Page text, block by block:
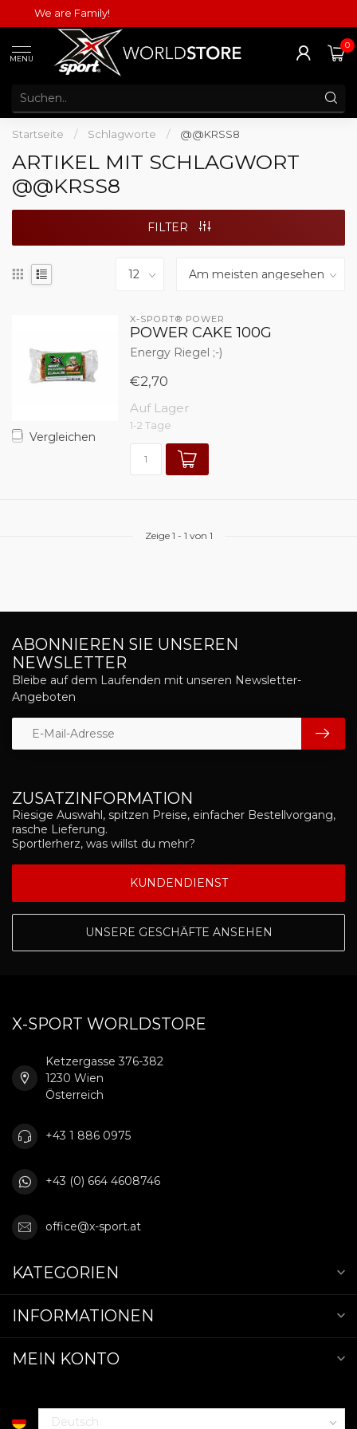
We are Family!
MENU
0
Startseite / Schlagworte / @@KRSS8
ARTIKEL MIT SCHLAGWORT
@@KRSS8
FILTER
Vergleichen
X-SPORT® POWER
POWER CAKE 100G
Energy Riegel ;-)
€2,70
Auf Lager
1-2 Tage
Zeige 1 - 1 von 1
ZUSATZINFORMATION
Riesige Auswahl, spitzen Preise, einfacher Bestellvorgang,
rasche Lieferung.
Sportlerherz, was willst du mehr?
KUNDENDIENST
UNSERE GESCHÄFTE ANSEHEN
ABONNIEREN SIE UNSEREN
NEWSLETTER
Bleibe auf dem Laufenden mit unseren Newsletter-
Angeboten
X-SPORT WORLDSTORE
Ketzergasse 376-382
1230 Wien
Österreich
+43 1 886 0975
+43 (0) 664 4608746
office@x-sport.at
KATEGORIEN
INFORMATIONEN
MEIN KONTO